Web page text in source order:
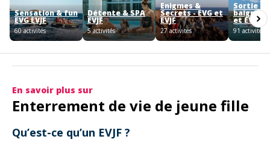
Sensation & fun
EVG EVJF
60 activités
Détente & SPA
EVJF
5 activités
Enigmes &
Secrets - EVG et
EVJF
27 activités
Sortie
baignade
et EVJF
91 activités
En savoir plus sur
Enterrement de vie de jeune fille
Qu’est-ce qu’un EVJF ?